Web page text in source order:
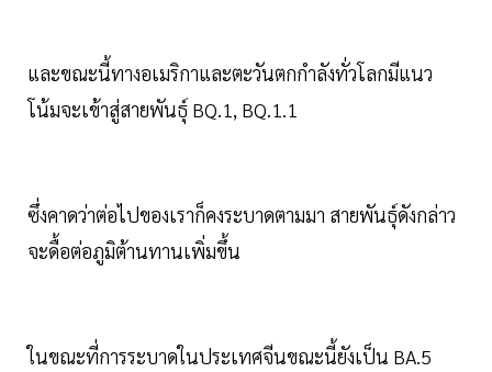
และขณะนี้ทางอเมริกาและตะวันตกกำลังทั่วโลกมีแนว
โน้มจะเข้าสู่สายพันธุ์ BQ.1, BQ.1.1
ซึ่งคาดว่าต่อไปของเราก็คงระบาดตามมา สายพันธุ์ดังกล่าว
จะดื้อต่อภูมิต้านทานเพิ่มขึ้น
ในขณะที่การระบาดในประเทศจีนขณะนี้ยังเป็น BA.5